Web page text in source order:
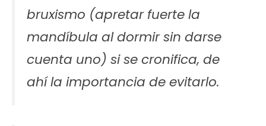
bruxismo (apretar fuerte la
mandíbula al dormir sin darse
cuenta uno) si se cronifica, de
ahí la importancia de evitarlo.